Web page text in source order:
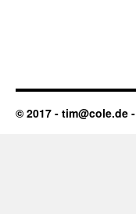
© 2017 - tim@cole.de -